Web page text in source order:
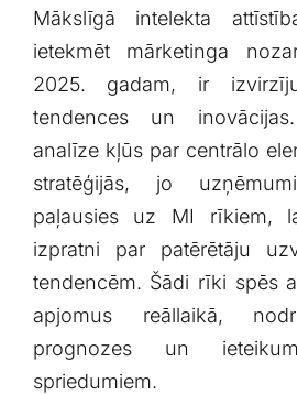
Mākslīgā intelekta
‍ietekmēt mārketinga
2025. gadam, ir⁣
tendences⁢ un​
analīze kļūs par centrālo
stratēģijās, jo
paļausies​ uz MI rīkiem,
izpratni par patērētāju
tendencēm. Šādi rīki spēs
apjomus reāllaikā,
prognozes un
spriedumiem.